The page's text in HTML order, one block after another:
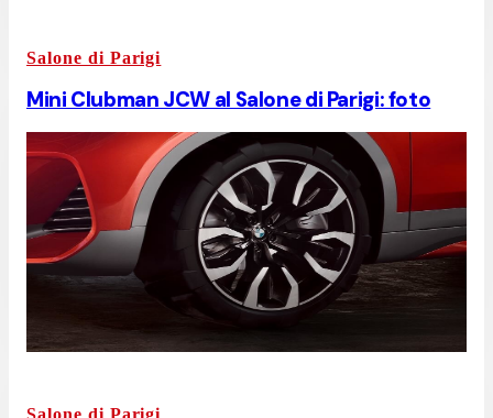
Salone di Parigi
Mini Clubman JCW al Salone di Parigi: foto
Salone di Parigi